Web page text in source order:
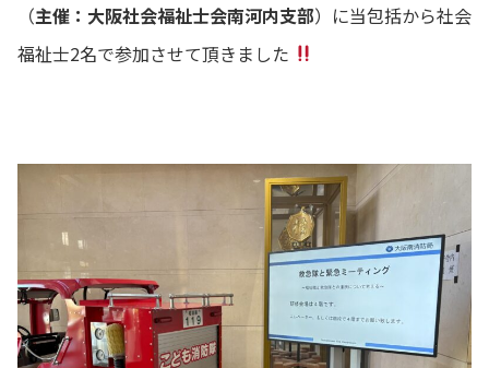
（主催：大阪社会福祉士会南河内支部）に当包括から社会
福祉士2名で参加させて頂きました